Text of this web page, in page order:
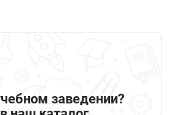
заведении?